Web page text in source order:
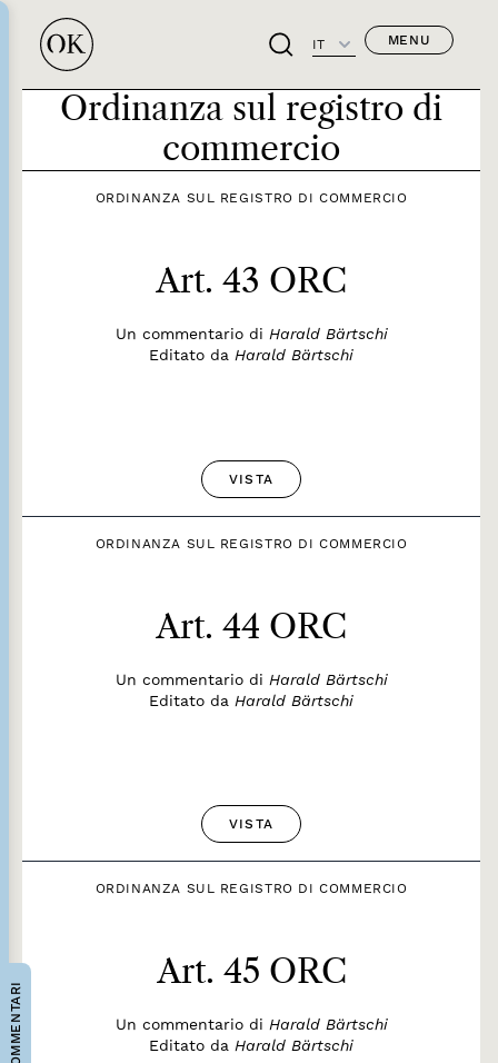
IT MENU
COMMENTARI
Ordinanza sul registro di
commercio
ORDINANZA SUL REGISTRO DI COMMERCIO
Art. 43 ORC
Un commentario di Harald Bärtschi
Editato da Harald Bärtschi
VISTA
ORDINANZA SUL REGISTRO DI COMMERCIO
Art. 44 ORC
Un commentario di Harald Bärtschi
Editato da Harald Bärtschi
VISTA
ORDINANZA SUL REGISTRO DI COMMERCIO
Art. 45 ORC
Un commentario di Harald Bärtschi
Editato da Harald Bärtschi